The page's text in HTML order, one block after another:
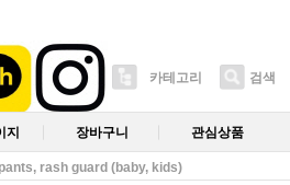
카테고리 검색
지 장바구니 관심상품
rash guard (baby, kids)